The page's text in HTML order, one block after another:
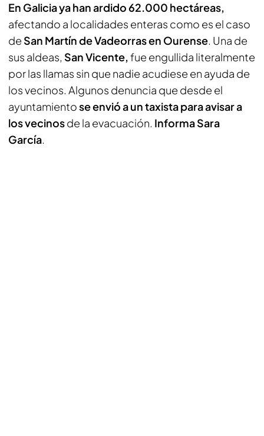
En Galicia ya han ardido 62.000 hectáreas,
afectando a localidades enteras como es el caso
de San Martín de Vadeorras en Ourense. Una de
sus aldeas, San Vicente,fue engullida literalmente
por las llamas sin que nadie acudiese en ayuda de
los vecinos. Algunos denuncia que desde el
ayuntamientose envió a un taxista para avisar a
los vecinosde la evacuación. Informa Sara
García.